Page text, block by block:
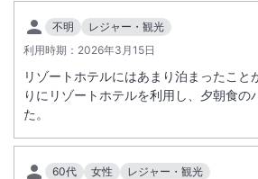
唐津湾・松浦川を見渡す、唐津屈指の眺望が
しみビュッフェ、大浴場でゆったりリゾート
INチェックイン
15:00
不明
レジャー・観光
利用時期： 2026年3月15日
リゾートホテルにはあまり泊まったこと
りにリゾートホテルを利用し、夕朝食の
た。
60代 女性
レジャー・観光